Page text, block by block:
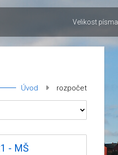
- MŠ
Úvod rozpočet
Velikost písma